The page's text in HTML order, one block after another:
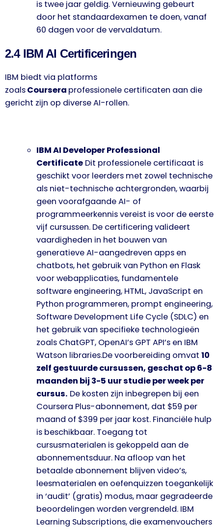
is twee jaar geldig. Vernieuwing gebeurt
door het standaardexamen te doen, vanaf
60 dagen voor de vervaldatum.
2.4 IBM AI Certificeringen
IBM biedt via platforms
zoalsCoursera professionele certificaten aan die
gericht zijn op diverse AI-rollen.
IBM AI Developer Professional
Certificate Dit professionele certificaat is
geschikt voor leerders met zowel technische
als niet-technische achtergronden, waarbij
geen voorafgaande AI- of
programmeerkennis vereist is voor de eerste
vijf cursussen. De certificering valideert
vaardigheden in het bouwen van
generatieve AI-aangedreven apps en
chatbots, het gebruik van Python en Flask
voor webapplicaties, fundamentele
software engineering, HTML, JavaScript en
Python programmeren, prompt engineering,
Software Development Life Cycle (SDLC) en
het gebruik van specifieke technologieën
zoals ChatGPT, OpenAI’s GPT API’s en IBM
Watson libraries.De voorbereiding omvat 10
zelf gestuurde cursussen, geschat op 6-8
maanden bij 3-5 uur studie per week per
cursus. De kosten zijn inbegrepen bij een
Coursera Plus-abonnement, dat $59 per
maand of $399 per jaar kost. Financiële hulp
is beschikbaar. Toegang tot
cursusmaterialen is gekoppeld aan de
abonnementsduur. Na afloop van het
betaalde abonnement blijven video’s,
leesmaterialen en oefenquizzen toegankelijk
in ‘audit’ (gratis) modus, maar gegradeerde
beoordelingen worden vergrendeld. IBM
Learning Subscriptions, die examenvouchers